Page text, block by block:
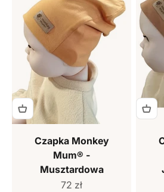
Czapka Monkey
Mum® -
Musztardowa
Cena sprzedaży
72 zł